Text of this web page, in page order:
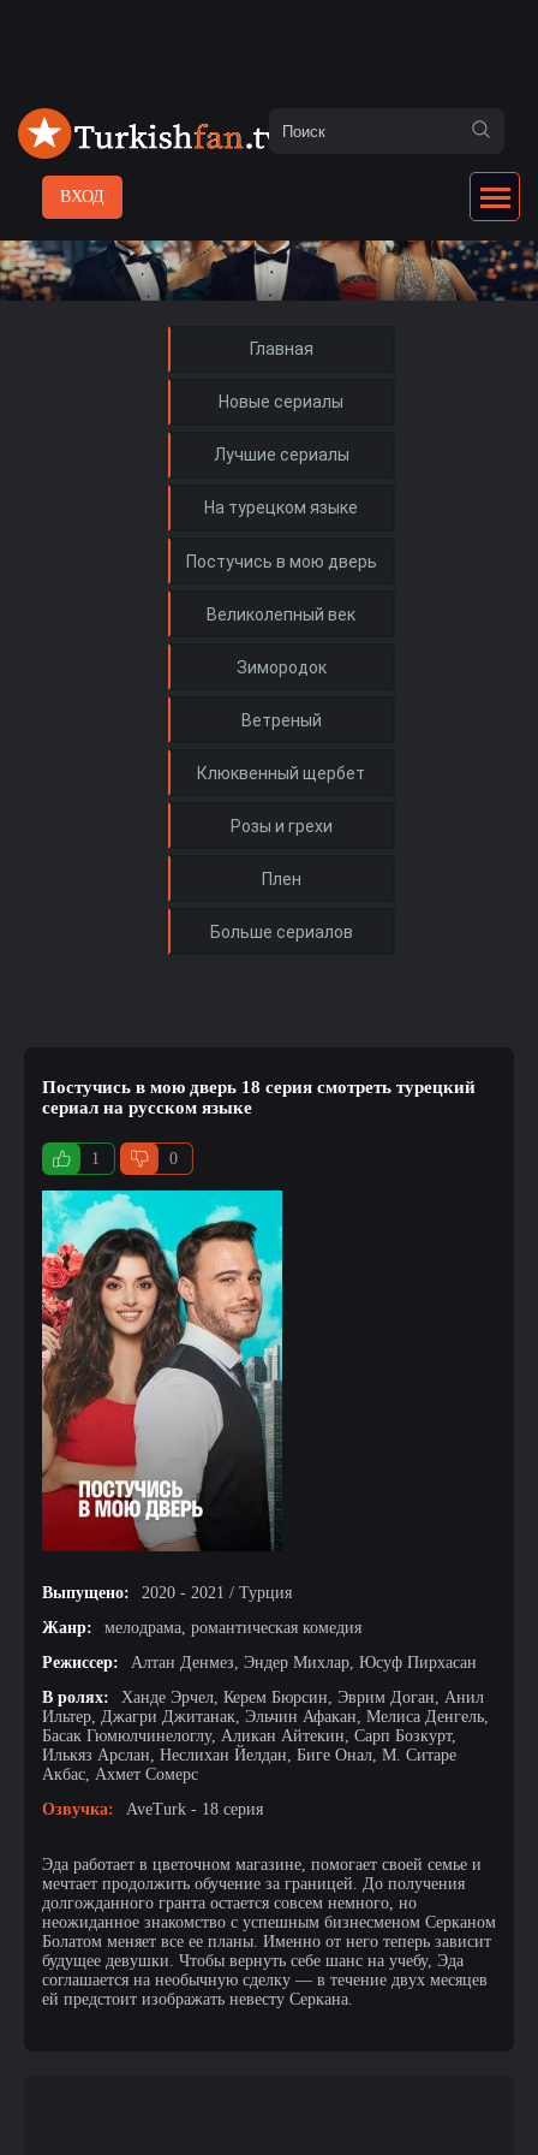
ВХОД
Главная
Новые сериалы
Лучшие сериалы
На турецком языке
Постучись в мою дверь 18 серия смотреть турецкий
сериал на русском языке
1 0
Выпущено:
2020 - 2021 / Турция
Жанр:
мелодрама, романтическая комедия
Режиссер:
Алтан Денмез, Эндер Михлар, Юсуф Пирхасан
В ролях:
Ханде Эрчел, Керем Бюрсин, Эврим Доган, Анил
Ильтер, Джагри Джитанак, Эльчин Афакан, Мелиса Денгель,
Басак Гюмюлчинелоглу, Аликан Айтекин, Сарп Бозкурт,
Илькяз Арслан, Неслихан Йелдан, Биге Онал, М. Ситаре
Акбас, Ахмет Сомерс
Озвучка:
AveTurk - 18 серия
Эда работает в цветочном магазине, помогает своей семье и
мечтает продолжить обучение за границей. До получения
долгожданного гранта остается совсем немного, но
неожиданное знакомство с успешным бизнесменом Серканом
Болатом меняет все ее планы. Именно от него теперь зависит
будущее девушки. Чтобы вернуть себе шанс на учебу, Эда
соглашается на необычную сделку — в течение двух месяцев
ей предстоит изображать невесту Серкана.